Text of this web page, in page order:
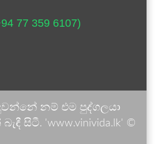
77 359 6107)
නම් එම පුද්ගලයා
සිටී. 'www.vinivida.lk' ©